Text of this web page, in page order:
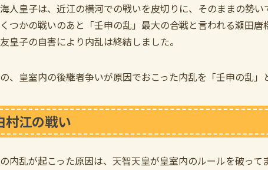
人皇子は、近江の横河での戦いを皮切りに、そのままの勢い
つかの戦いのあと「壬申の乱」最大の合戦と言われる瀬田唐
皇子の自害により内乱は終結しました。
、皇室内の後継者争いが原因でおこった内乱を「壬申の乱」
村江の戦い
内乱が起こった原因は、天智天皇が皇室内のルールを破っ